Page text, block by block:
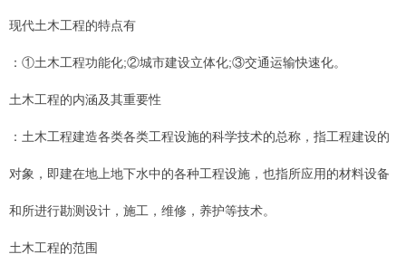
现代土木工程的特点有
：①土木工程功能化;②城市建设立体化;③交通运输快速化。
土木工程的内涵及其重要性
：土木工程建造各类各类工程设施的科学技术的总称，指工程建设的
对象，即建在地上地下水中的各种工程设施，也指所应用的材料设备
和所进行勘测设计，施工，维修，养护等技术。
土木工程的范围